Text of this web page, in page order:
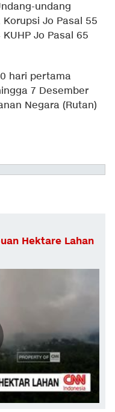
undang
Jo Pasal 55
Jo Pasal 65
hari pertama
7 Desember
Negara (Rutan)
Hektare Lahan